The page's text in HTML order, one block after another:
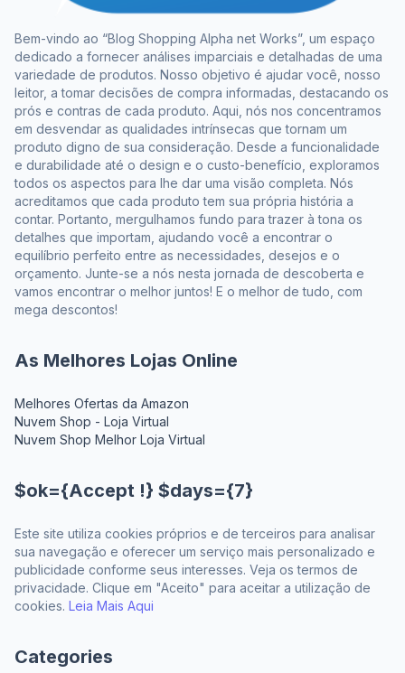
Bem-vindo ao “Blog Shopping Alpha net Works”, um espaço
dedicado a fornecer análises imparciais e detalhadas de uma
variedade de produtos. Nosso objetivo é ajudar você, nosso
leitor, a tomar decisões de compra informadas, destacando os
prós e contras de cada produto. Aqui, nós nos concentramos
em desvendar as qualidades intrínsecas que tornam um
produto digno de sua consideração. Desde a funcionalidade
e durabilidade até o design e o custo-benefício, exploramos
todos os aspectos para lhe dar uma visão completa. Nós
acreditamos que cada produto tem sua própria história a
contar. Portanto, mergulhamos fundo para trazer à tona os
detalhes que importam, ajudando você a encontrar o
equilíbrio perfeito entre as necessidades, desejos e o
orçamento. Junte-se a nós nesta jornada de descoberta e
vamos encontrar o melhor juntos! E o melhor de tudo, com
mega descontos!
As Melhores Lojas Online
Melhores Ofertas da Amazon
Nuvem Shop - Loja Virtual
Nuvem Shop Melhor Loja Virtual
$ok={Accept !} $days={7}
Este site utiliza cookies próprios e de terceiros para analisar
sua navegação e oferecer um serviço mais personalizado e
publicidade conforme seus interesses. Veja os termos de
privacidade. Clique em "Aceito" para aceitar a utilização de
cookies. Leia Mais Aqui
Categories